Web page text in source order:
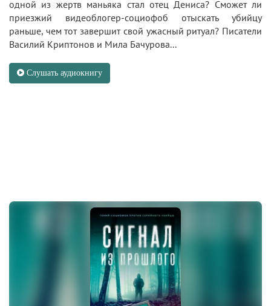
одной из жертв маньяка стал отец Дениса? Сможет ли
приезжий видеоблогер-социофоб отыскать убийцу
раньше, чем тот завершит свой ужасный ритуал? Писатели
Василий Криптонов и Мила Бачурова...
Слушать аудиокнигу